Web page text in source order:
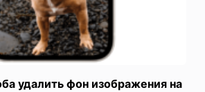
удалить фон изображения на